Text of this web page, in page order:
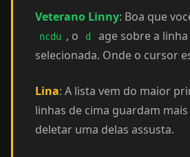
Veterano Linny: Boa que
ncdu , o d
age sobre a
selecionada. Onde o cursor
Lina: A lista vem do maior
linhas de cima guardam
deletar uma delas assusta.